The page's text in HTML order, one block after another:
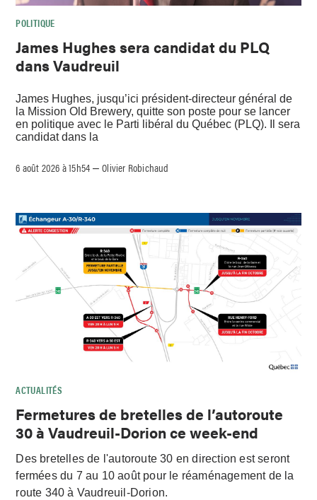
POLITIQUE
James Hughes sera candidat du PLQ
dans Vaudreuil
James Hughes, jusqu’ici président-directeur général de
la Mission Old Brewery, quitte son poste pour se lancer
en politique avec le Parti libéral du Québec (PLQ). Il sera
candidat dans la
6 août 2026 à 15h54 –Olivier Robichaud
ACTUALITÉS
Fermetures de bretelles de l’autoroute
30 à Vaudreuil-Dorion ce week-end
Des bretelles de l'autoroute 30 en direction est seront
fermées du 7 au 10 août pour le réaménagement de la
route 340 à Vaudreuil-Dorion.